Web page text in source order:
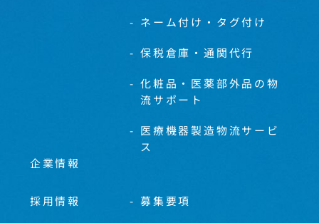
ネーム付け・タグ付け
保税倉庫・通関代行
化粧品・医薬部外品の物
流サポート
医療機器製造物流サービ
ス
企業情報
採用情報 募集要項